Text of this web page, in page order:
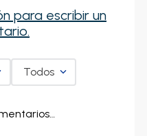
para escribir un
Todos